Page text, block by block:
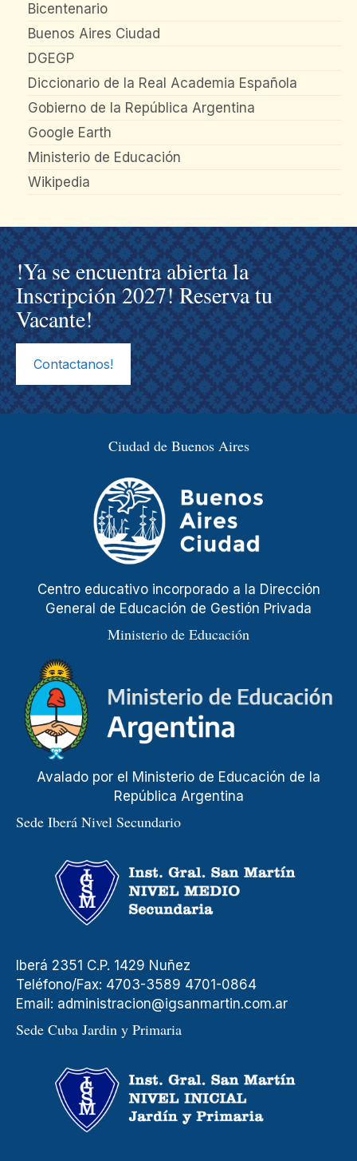
Bicentenario
Buenos Aires Ciudad
DGEGP
Diccionario de la Real Academia Española
Gobierno de la República Argentina
Google Earth
Ministerio de Educación
Wikipedia
!Ya se encuentra abierta la
Inscripción 2027! Reserva tu
Vacante!
Contactanos!
Ciudad de Buenos Aires
Centro educativo incorporado a la Dirección
General de Educación de Gestión Privada
Ministerio de Educación
Avalado por el Ministerio de Educación de la
República Argentina
Sede Iberá Nivel Secundario
Iberá 2351 C.P. 1429 Nuñez
Teléfono/Fax: 4703-3589 4701-0864
Email: administracion@igsanmartin.com.ar
Sede Cuba Jardin y Primaria